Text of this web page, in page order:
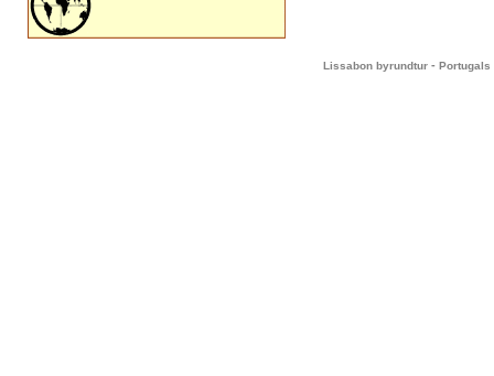
Lissabon byrundtur - Portugals